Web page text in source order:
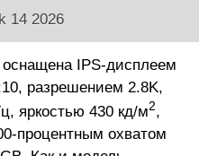
14 2026
IPS-дисплеем
разрешением 2.8K,
яркостью 430 кд/м2,
процентным охватом